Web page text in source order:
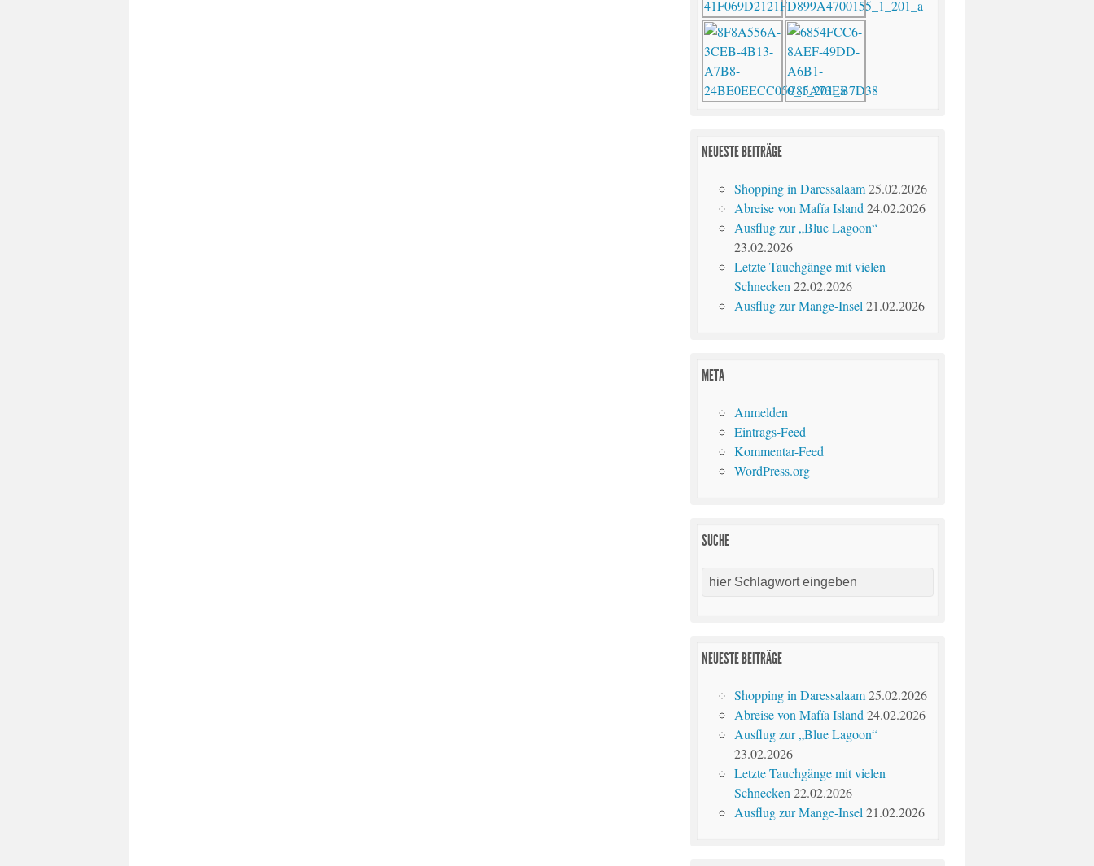
NEUESTE BEITRÄGE
Shopping in Daressalaam 25.02.2026
Abreise von Mafía Island 24.02.2026
Ausflug zur „Blue Lagoon“
23.02.2026
Letzte Tauchgänge mit vielen
Schnecken 22.02.2026
Ausflug zur Mange-Insel 21.02.2026
META
Anmelden
Eintrags-Feed
Kommentar-Feed
WordPress.org
SUCHE
NEUESTE BEITRÄGE
Shopping in Daressalaam 25.02.2026
Abreise von Mafía Island 24.02.2026
Ausflug zur „Blue Lagoon“
23.02.2026
Letzte Tauchgänge mit vielen
Schnecken 22.02.2026
Ausflug zur Mange-Insel 21.02.2026